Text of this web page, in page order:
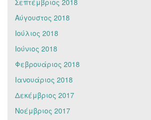
Αύγουστος 2018
Ιούλιος 2018
Ιούνιος 2018
Φεβρουάριος 2018
Ιανουάριος 2018
Δεκέμβριος 2017
Νοέμβριος 2017